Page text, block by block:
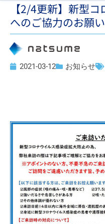
【2/4更新】新型
へのご協力のお願い
2021-03-12 お知らせ